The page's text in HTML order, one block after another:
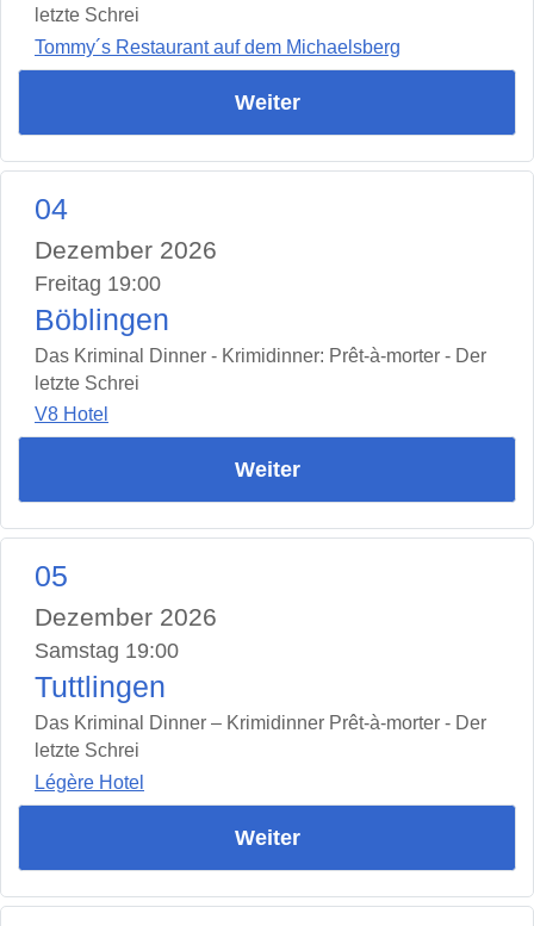
letzte Schrei
Tommy´s Restaurant auf dem Michaelsberg
Weiter
04
Dezember 2026
Freitag 19:00
Böblingen
Das Kriminal Dinner - Krimidinner: Prêt-à-morter - Der
letzte Schrei
V8 Hotel
Weiter
05
Dezember 2026
Samstag 19:00
Tuttlingen
Das Kriminal Dinner – Krimidinner Prêt-à-morter - Der
letzte Schrei
Légère Hotel
Weiter